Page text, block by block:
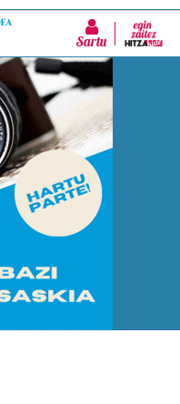
Sartu